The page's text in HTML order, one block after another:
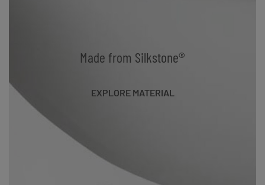
Made from Silkstone®
EXPLORE MATERIAL